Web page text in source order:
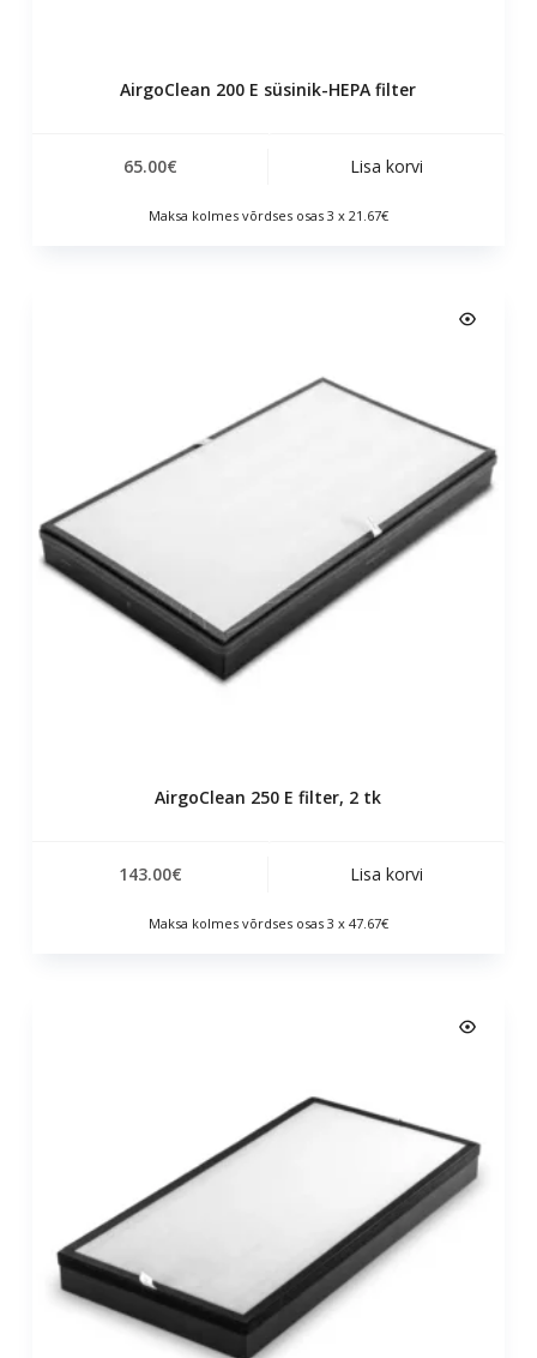
AirgoClean 200 E süsinik-HEPA filter
65.00€ Lisa korvi
Maksa kolmes võrdses osas 3 x 21.67€
AirgoClean 250 E filter, 2 tk
143.00€ Lisa korvi
Maksa kolmes võrdses osas 3 x 47.67€